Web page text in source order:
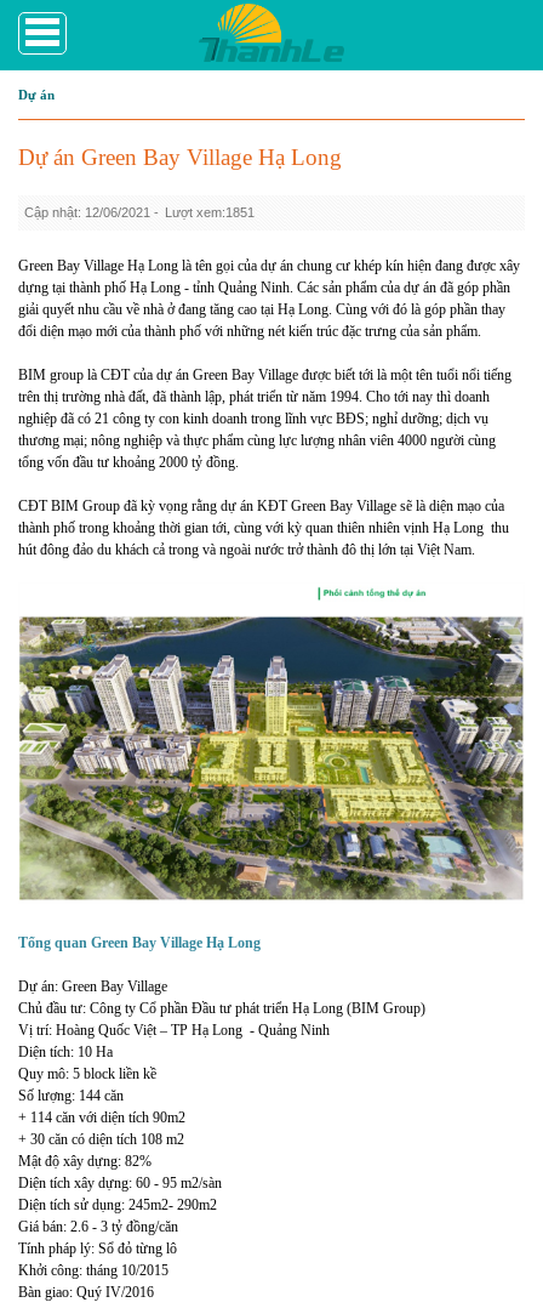
Dự án
Dự án Green Bay Village Hạ Long
Cập nhật: 12/06/2021 - Lượt xem:1851
Green Bay Village Hạ Long là tên gọi của dự án chung cư khép kín hiện đang được xây
dựng tại thành phố Hạ Long - tỉnh Quảng Ninh. Các sản phẩm của dự án đã góp phần
giải quyết nhu cầu về nhà ở đang tăng cao tại Hạ Long. Cùng với đó là góp phần thay
đổi diện mạo mới của thành phố với những nét kiến trúc đặc trưng của sản phẩm.
BIM group là CĐT của dự án Green Bay Village được biết tới là một tên tuổi nổi tiếng
trên thị trường nhà đất, đã thành lập, phát triển từ năm 1994. Cho tới nay thì doanh
nghiệp đã có 21 công ty con kinh doanh trong lĩnh vực BĐS; nghỉ dưỡng; dịch vụ
thương mại; nông nghiệp và thực phẩm cùng lực lượng nhân viên 4000 người cùng
tổng vốn đầu tư khoảng 2000 tỷ đồng.
CĐT BIM Group đã kỳ vọng rằng dự án KĐT Green Bay Village sẽ là diện mạo của
thành phố trong khoảng thời gian tới, cùng với kỳ quan thiên nhiên vịnh Hạ Long thu
hút đông đảo du khách cả trong và ngoài nước trở thành đô thị lớn tại Việt Nam.
Tổng quan Green Bay Village Hạ Long
Dự án: Green Bay Village
Chủ đầu tư: Công ty Cổ phần Đầu tư phát triển Hạ Long (BIM Group)
Vị trí: Hoàng Quốc Việt – TP Hạ Long - Quảng Ninh
Diện tích: 10 Ha
Quy mô: 5 block liền kề
Số lượng: 144 căn
+ 114 căn với diện tích 90m2
+ 30 căn có diện tích 108 m2
Mật độ xây dựng: 82%
Diện tích xây dựng: 60 - 95 m2/sàn
Diện tích sử dụng: 245m2- 290m2
Giá bán: 2.6 - 3 tỷ đồng/căn
Tính pháp lý: Sổ đỏ từng lô
Khởi công: tháng 10/2015
Bàn giao: Quý IV/2016